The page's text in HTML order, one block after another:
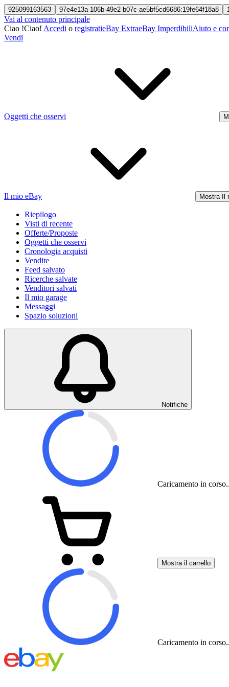
925099163563 97e4e13a-106b-49e2-b07c-ae5bf5cd6686:19fe64f18a8
Vai al contenuto principale
Ciao !Ciao! Accedi o registratieBay ExtraeBay ImperdibiliAiuto e
Vendi
Oggetti che osservi
Il mio eBay Mostra Il
Riepilogo
Visti di recente
Offerte/Proposte
Oggetti che osservi
Cronologia acquisti
Vendite
Feed salvato
Ricerche salvate
Venditori salvati
Il mio garage
Messaggi
Spazio soluzioni
Notifiche
Caricamento in
Mostra il carrello
Caricamento in